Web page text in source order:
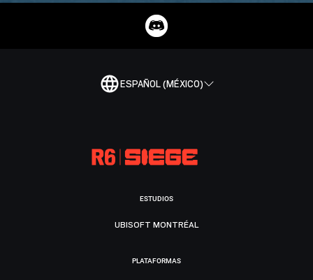
ESPAÑOL (MÉXICO)
ESTUDIOS
UBISOFT MONTRÉAL
PLATAFORMAS